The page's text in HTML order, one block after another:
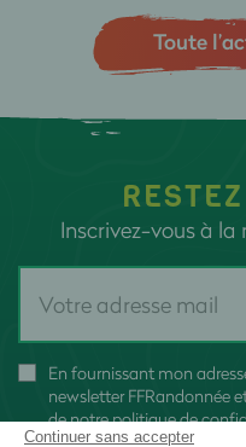
Toute
Inscrivez-vous à la
En fournissant mon
newsletter FFRandonnée
denotre politique de
Continuer sans accepter